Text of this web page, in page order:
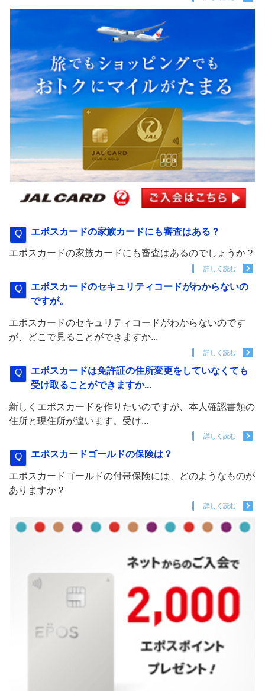
エポスカードの家族カードにも審査はある？
エポスカードの家族カードにも審査はあるのでしょうか？
詳しく読む
エポスカードのセキュリティコードがわからないの
ですが。
エポスカードのセキュリティコードがわからないのです
が、どこで見ることができますか...
詳しく読む
エポスカードは免許証の住所変更をしていなくても
受け取ることができますか...
新しくエポスカードを作りたいのですが、本人確認書類の
住所と現住所が違います。受け...
詳しく読む
エポスカードゴールドの保険は？
エポスカードゴールドの付帯保険には、どのようなものが
ありますか？
詳しく読む